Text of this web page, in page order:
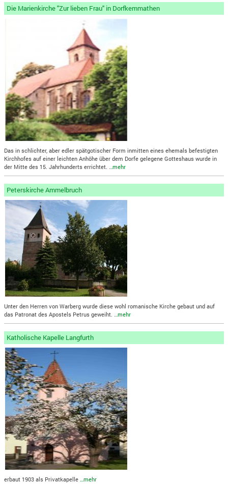
Die Marienkirche "Zur lieben Frau" in Dorfkemmathen
Das in schlichter, aber edler spätgotischer Form inmitten eines ehemals befestigten
Kirchhofes auf einer leichten Anhöhe über dem Dorfe gelegene Gotteshaus wurde in
der Mitte des 15. Jahrhunderts errichtet.…mehr
Peterskirche Ammelbruch
Unter den Herren von Warberg wurde diese wohl romanische Kirche gebaut und auf
das Patronat des Apostels Petrus geweiht.…mehr
Katholische Kapelle Langfurth
erbaut 1903 als Privatkapelle…mehr